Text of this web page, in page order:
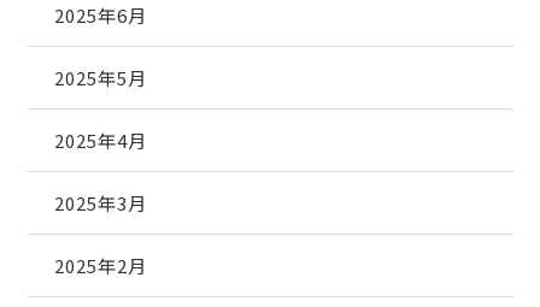
2025年6月
2025年5月
2025年4月
2025年3月
2025年2月